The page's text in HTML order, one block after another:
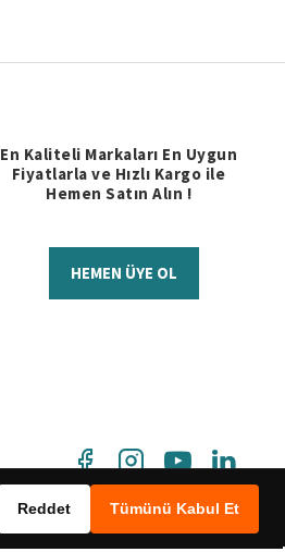
En Kaliteli Markaları En Uygun
Fiyatlarla ve Hızlı Kargo ile
Hemen Satın Alın !
HEMEN ÜYE OL
Reddet Tümünü Kabul Et